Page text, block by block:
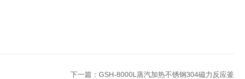
下一篇： GSH-8000L蒸汽加热不锈钢304磁力反应釜